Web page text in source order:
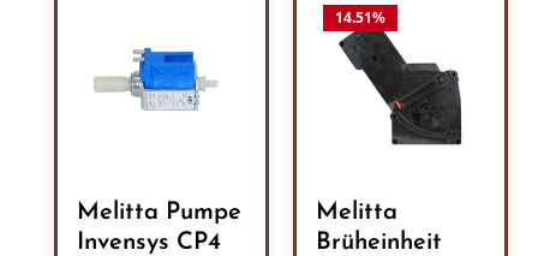
Melitta Pumpe
Invensys CP4
14.51%
Melitta
Brüheinheit